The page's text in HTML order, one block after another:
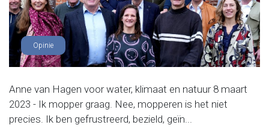
Opinie
Anne van Hagen voor water, klimaat en natuur 8 maart
2023 - Ik mopper graag. Nee, mopperen is het niet
precies. Ik ben gefrustreerd, bezield, geïn...